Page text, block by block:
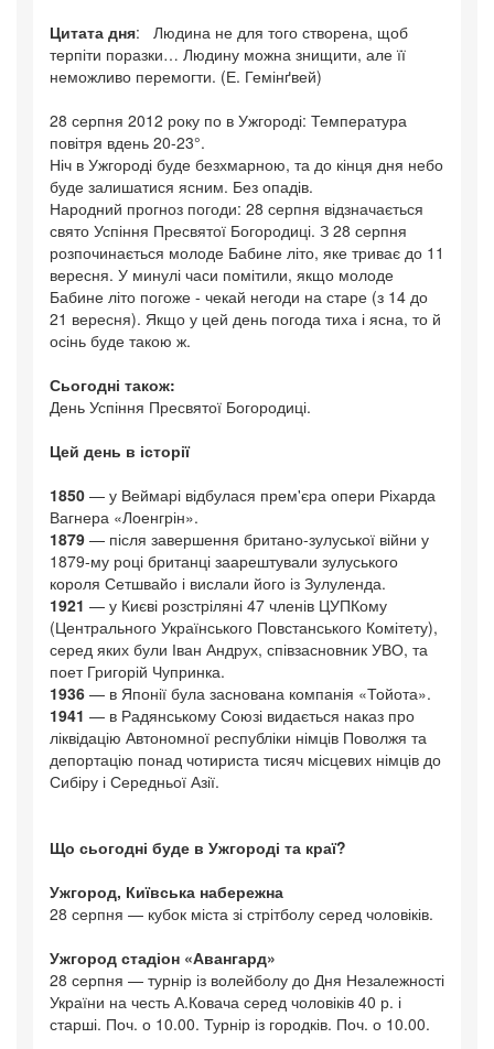
Цитата дня: Людина не для того створена, щоб
терпіти поразки… Людину можна знищити, але її
неможливо перемогти. (Е. Гемінґвей)
28 серпня 2012 року по в Ужгороді: Температура
повітря вдень 20-23°.
Ніч в Ужгороді буде безхмарною, та до кінця дня небо
буде залишатися ясним. Без опадів.
Народний прогноз погоди: 28 серпня відзначається
свято Успіння Пресвятої Богородиці. З 28 серпня
розпочинається молоде Бабине літо, яке триває до 11
вересня. У минулі часи помітили, якщо молоде
Бабине літо погоже - чекай негоди на старе (з 14 до
21 вересня). Якщо у цей день погода тиха і ясна, то й
осінь буде такою ж.
Сьогодні також:
День Успіння Пресвятої Богородиці.
Цей день в історії
1850 — у Веймарі відбулася прем'єра опери Ріхарда
Вагнера «Лоенгрін».
1879 — після завершення британо-зулуської війни у
1879-му році британці заарештували зулуського
короля Сетшвайо і вислали його із Зулуленда.
1921 — у Києві розстріляні 47 членів ЦУПКому
(Центрального Українського Повстанського Комітету),
серед яких були Іван Андрух, співзасновник УВО, та
поет Григорій Чупринка.
1936 — в Японії була заснована компанія «Тойота».
1941 — в Радянському Союзі видається наказ про
ліквідацію Автономної республіки німців Поволжя та
депортацію понад чотириста тисяч місцевих німців до
Сибіру і Середньої Азії.
Що сьогодні буде в Ужгороді та краї?
Ужгород, Київська набережна
28 серпня — кубок міста зі стрітболу серед чоловіків.
Ужгород стадіон «Авангард»
28 серпня — турнір із волейболу до Дня Незалежності
України на честь А.Ковача серед чоловіків 40 р. і
старші. Поч. о 10.00. Турнір із городків. Поч. о 10.00.